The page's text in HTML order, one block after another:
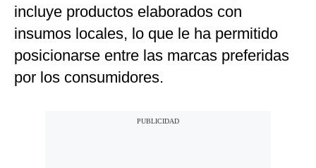
incluye productos elaborados con
insumos locales, lo que le ha permitido
posicionarse entre las marcas preferidas
por los consumidores.